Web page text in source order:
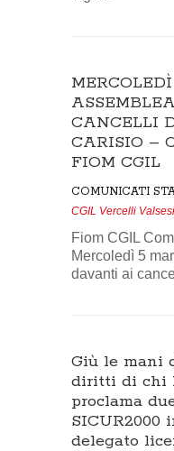
CANCELLI
CARISIO –
FIOM CGIL
COMUNICATI
CGIL Vercelli
Fiom CGIL
Mercoledì 5
davanti ai
Giù le mani
diritti di chi
proclama
SICUR2000
delegato